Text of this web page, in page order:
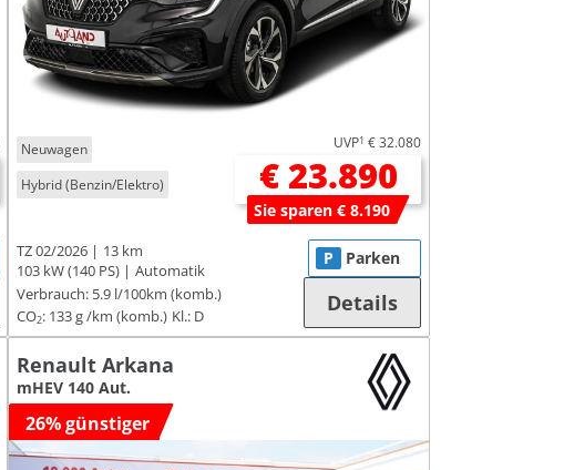
Neuwagen
Hybrid (Benzin/Elektro)
UVP1 € 32.080
€ 23.890
Sie sparen € 8.190
TZ 02/2026
13 km
103 kW (140 PS)
Automatik
Verbrauch: 5.9 l/100km (komb.)
CO2: 133 g /km (komb.) Kl.: D
P Parken
Details
Renault Arkana
mHEV 140 Aut.
26% günstiger